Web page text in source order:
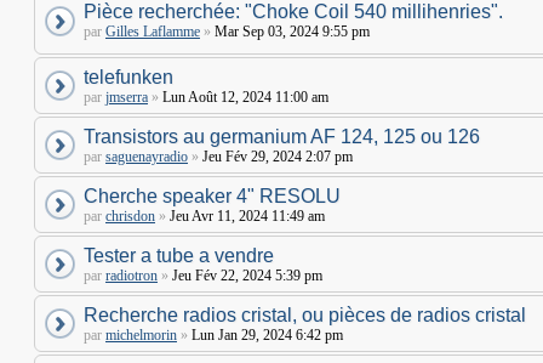
Pièce recherchée: "Choke Coil 540 millihenries".
par Gilles Laflamme » Mar Sep 03, 2024 9:55 pm
telefunken
par jmserra » Lun Août 12, 2024 11:00 am
Transistors au germanium AF 124, 125 ou 126
par saguenayradio » Jeu Fév 29, 2024 2:07 pm
Cherche speaker 4" RESOLU
par chrisdon » Jeu Avr 11, 2024 11:49 am
Tester a tube a vendre
par radiotron » Jeu Fév 22, 2024 5:39 pm
Recherche radios cristal, ou pièces de radios cristal
par michelmorin » Lun Jan 29, 2024 6:42 pm